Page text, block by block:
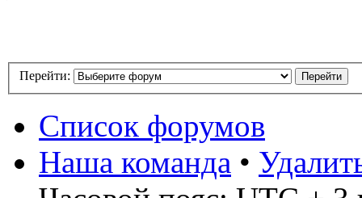
Перейти:
Список форумов
Наша команда •